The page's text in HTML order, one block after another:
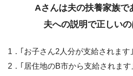
「早期母子接触」実
Aさんは夫の扶養家族で
夫への説明で正しいの
1．｢お子さん2人分が支給されます｣
2．｢居住地のB市から支給されます｣